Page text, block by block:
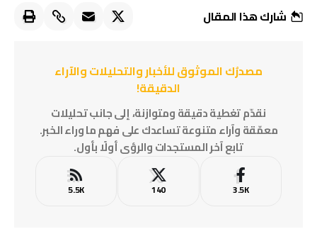
شارك هذا المقال
مصدرُك الموثوق للأخبار والتحليلات والآراء
الدقيقة!
نقدّم تغطية دقيقة ومتوازنة، إلى جانب تحليلات
معمّقة وآراء متنوعة تساعدك على فهم ما وراء الخبر.
تابع آخر المستجدات والرؤى أولًا بأول.
3.5K
140
5.5K